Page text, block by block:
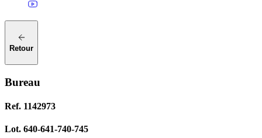
Retour
Bureau
Ref. 1142973
Lot. 640-641-740-745